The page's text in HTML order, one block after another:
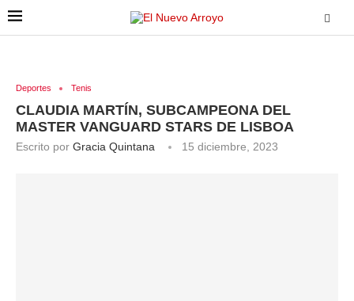
Deportes Tenis
CLAUDIA MARTÍN, SUBCAMPEONA DEL
MASTER VANGUARD STARS DE LISBOA
Escrito por Gracia Quintana 15 diciembre, 2023